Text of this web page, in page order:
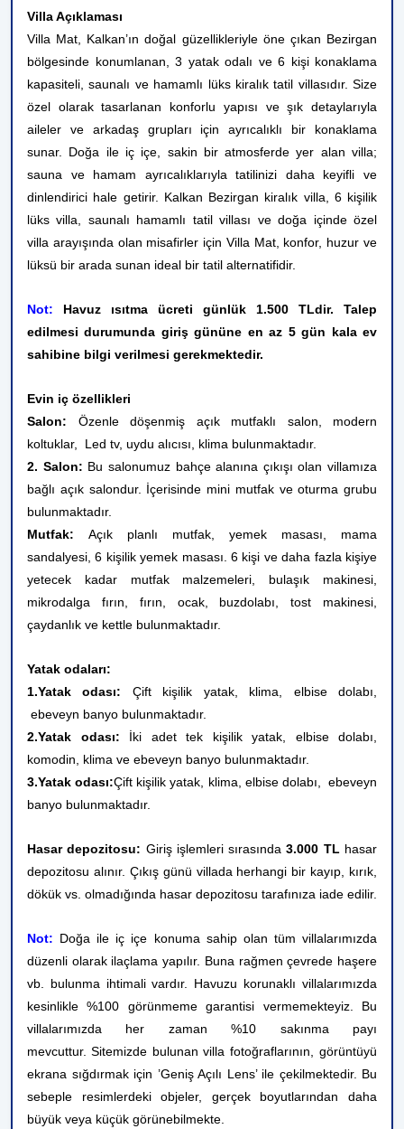
Villa Açıklaması
Villa Mat, Kalkan’ın doğal güzellikleriyle öne çıkan Bezirgan
bölgesinde konumlanan, 3 yatak odalı ve 6 kişi konaklama
kapasiteli, saunalı ve hamamlı lüks kiralık tatil villasıdır. Size
özel olarak tasarlanan konforlu yapısı ve şık detaylarıyla
aileler ve arkadaş grupları için ayrıcalıklı bir konaklama
sunar. Doğa ile iç içe, sakin bir atmosferde yer alan villa;
sauna ve hamam ayrıcalıklarıyla tatilinizi daha keyifli ve
dinlendirici hale getirir. Kalkan Bezirgan kiralık villa, 6 kişilik
lüks villa, saunalı hamamlı tatil villası ve doğa içinde özel
villa arayışında olan misafirler için Villa Mat, konfor, huzur ve
lüksü bir arada sunan ideal bir tatil alternatifidir.
Not:
Havuz ısıtma ücreti günlük 1.500 TLdir. Talep
edilmesi durumunda giriş gününe en az 5 gün kala ev
sahibine bilgi verilmesi gerekmektedir.
Evin iç özellikleri
Salon: Özenle döşenmiş açık mutfaklı salon, modern
koltuklar, Led tv, uydu alıcısı, klima bulunmaktadır.
2. Salon: Bu salonumuz bahçe alanına çıkışı olan villamıza
bağlı açık salondur. İçerisinde mini mutfak ve oturma grubu
bulunmaktadır.
Mutfak: Açık planlı mutfak, yemek masası, mama
sandalyesi, 6 kişilik yemek masası. 6 kişi ve daha fazla kişiye
yetecek kadar mutfak malzemeleri, bulaşık makinesi,
mikrodalga fırın, fırın, ocak, buzdolabı, tost makinesi,
çaydanlık ve kettle bulunmaktadır.
Yatak odaları:
1.Yatak odası: Çift kişilik yatak, klima, elbise dolabı,
ebeveyn banyo bulunmaktadır.
2.Yatak odası: İki adet tek kişilik yatak, elbise dolabı,
komodin, klima ve ebeveyn banyo bulunmaktadır.
3.Yatak odası:Çift kişilikyatak, klima, elbise dolabı,
ebeveyn
banyo bulunmaktadır.
Hasar depozitosu: Giriş işlemleri sırasında3.000 TL hasar
depozitosu alınır. Çıkış günü villada herhangi bir kayıp, kırık,
dökük vs. olmadığında hasar depozitosu tarafınıza iade edilir.
Not: Doğa ile iç içe konuma sahip olan tüm villalarımızda
düzenli olarak ilaçlama yapılır. Buna rağmen çevrede haşere
vb. bulunma ihtimali vardır. Havuzu korunaklı villalarımızda
kesinlikle %100 görünmeme garantisi vermemekteyiz. Bu
villalarımızda her zaman %10 sakınma payı
mevcuttur. Sitemizde bulunan villa fotoğraflarının, görüntüyü
ekrana sığdırmak için ’Geniş Açılı Lens’ ile çekilmektedir. Bu
sebeple resimlerdeki objeler, gerçek boyutlarından daha
büyük veya küçük görünebilmekte.